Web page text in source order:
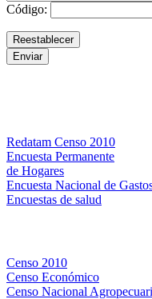
Código:
Redatam Censo 2010
Encuesta Permanente
de Hogares
Encuesta Nacional de
Encuestas de salud
Censo 2010
Censo Económico
Censo Nacional